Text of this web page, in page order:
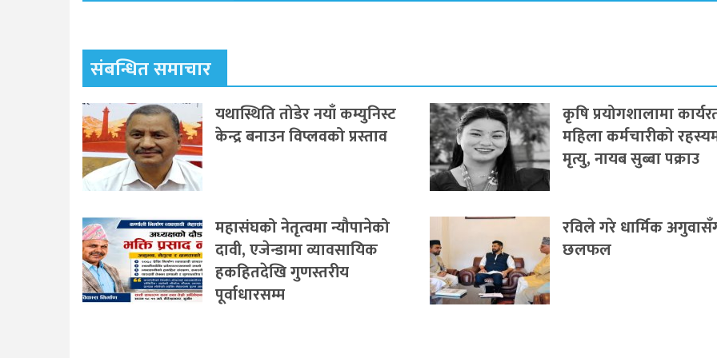
संबन्धित समाचार
यथास्थिति तोडेर नयाँ कम्युनिस्ट
केन्द्र बनाउन विप्लवको प्रस्ताव
कृषि प्रयोगशालामा
महिला कर्मचारीको
मृत्यु, नायब सुब्बा पक्राउ
महासंघको नेतृत्वमा न्यौपानेको
दावी, एजेन्डामा व्यावसायिक
हकहितदेखि गुणस्तरीय
पूर्वाधारसम्म
रविले गरे धार्मिक
छलफल